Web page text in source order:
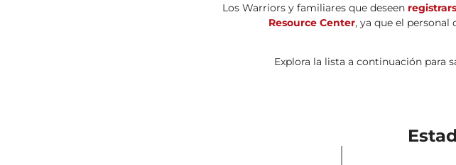
Los Warriors y familiares que deseen
Resource Center, ya que el personal
Explora la lista a continuación para